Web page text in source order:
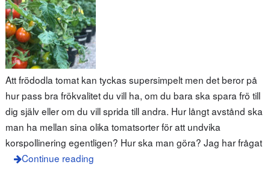
Att frödodla tomat kan tyckas supersimpelt men det beror på
hur pass bra frökvalitet du vill ha, om du bara ska spara frö till
dig själv eller om du vill sprida till andra. Hur långt avstånd ska
man ha mellan sina olika tomatsorter för att undvika
korspollinering egentligen? Hur ska man göra? Jag har frågat
Continue reading